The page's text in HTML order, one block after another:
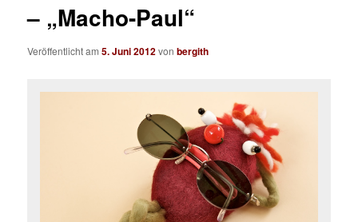
– „Macho-Paul“
Veröffentlicht am5. Juni 2012vonbergith